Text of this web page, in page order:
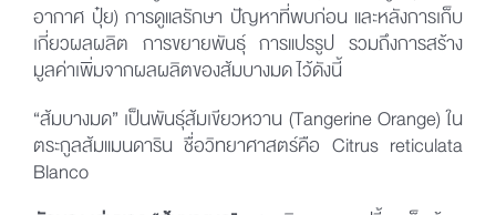
อากาศ ปุ๋ย) การดูแลรักษา ปัญหาที่พบก่อน และหลังการเก็บ
เกี่ยวผลผลิต การขยายพันธุ์ การแปรรูป รวมถึงการสร้าง
มูลค่าเพิ่มจากผลผลิตของส้มบางมด ไว้ดังนี้
“ส้มบางมด” เป็นพันธุ์ส้มเขียวหวาน (Tangerine Orange) ใน
ตระกูลส้มแมนดาริน ชื่อวิทยาศาสตร์คือ Citrus reticulata
Blanco